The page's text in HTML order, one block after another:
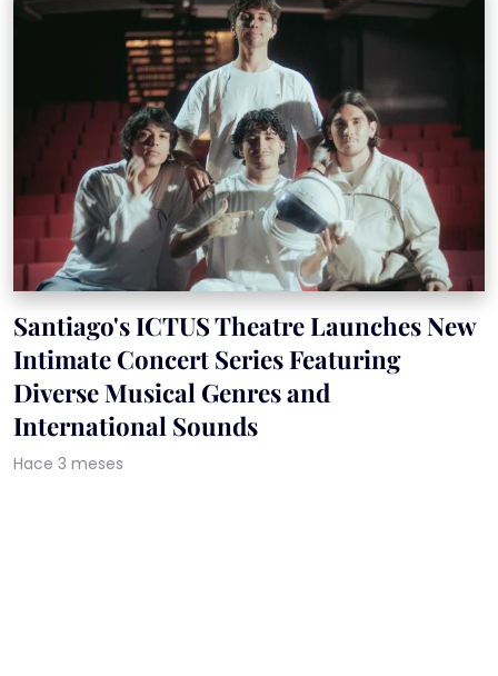
Santiago's ICTUS Theatre Launches New
Intimate Concert Series Featuring
Diverse Musical Genres and
International Sounds
Hace 3 meses